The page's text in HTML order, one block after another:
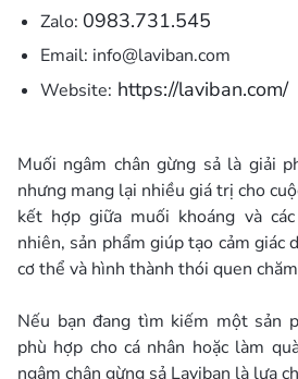
Zalo: 0983.731.545
Email: info@laviban.com
Website: https://laviban.com/
Muối ngâm chân gừng sả là giải
nhưng mang lại nhiều giá trị cho
kết hợp giữa muối khoáng và
nhiên, sản phẩm giúp tạo cảm giác
cơ thể và hình thành thói quen
Nếu bạn đang tìm kiếm một sản
phù hợp cho cá nhân hoặc làm
ngâm chân gừng sả Laviban là lựa